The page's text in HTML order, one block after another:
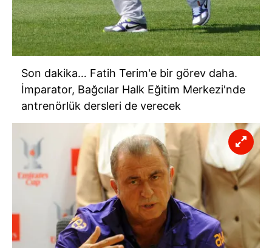
Son dakika… Fatih Terim'e bir görev daha.
İmparator, Bağcılar Halk Eğitim Merkezi'nde
antrenörlük dersleri de verecek